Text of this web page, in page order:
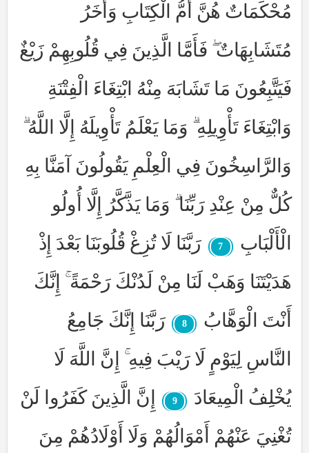
مُحْكَمَاتٌ هُنَّ أُمُّ الْكِتَابِ وَأُخَرُ
مُتَشَابِهَاتٌ ۖ فَأَمَّا الَّذِينَ فِي قُلُوبِهِمْ زَيْغٌ
فَيَتَّبِعُونَ مَا تَشَابَهَ مِنْهُ ابْتِغَاءَ الْفِتْنَةِ
وَابْتِغَاءَ تَأْوِيلِهِ ۗ وَمَا يَعْلَمُ تَأْوِيلَهُ إِلَّا اللَّهُ ۗ
وَالرَّاسِخُونَ فِي الْعِلْمِ يَقُولُونَ آمَنَّا بِهِ
كُلٌّ مِنْ عِنْدِ رَبِّنَا ۗ وَمَا يَذَّكَّرُ إِلَّا أُولُو
الْأَلْبَابِ
7
رَبَّنَا لَا تُزِغْ قُلُوبَنَا بَعْدَ إِذْ
هَدَيْتَنَا وَهَبْ لَنَا مِنْ لَدُنْكَ رَحْمَةً ۚ إِنَّكَ
أَنْتَ الْوَهَّابُ
8
رَبَّنَا إِنَّكَ جَامِعُ
النَّاسِ لِيَوْمٍ لَا رَيْبَ فِيهِ ۚ إِنَّ اللَّهَ لَا
يُخْلِفُ الْمِيعَادَ
9
إِنَّ الَّذِينَ كَفَرُوا لَنْ
تُغْنِيَ عَنْهُمْ أَمْوَالُهُمْ وَلَا أَوْلَادُهُمْ مِنَ